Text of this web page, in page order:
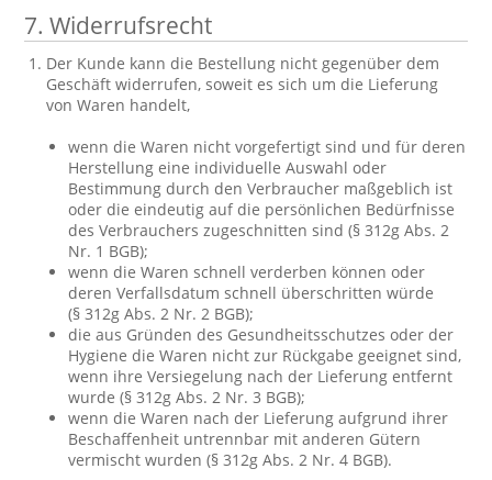
7. Widerrufsrecht
Der Kunde kann die Bestellung nicht gegenüber dem
Geschäft widerrufen, soweit es sich um die Lieferung
von Waren handelt,
wenn die Waren nicht vorgefertigt sind und für deren
Herstellung eine individuelle Auswahl oder
Bestimmung durch den Verbraucher maßgeblich ist
oder die eindeutig auf die persönlichen Bedürfnisse
des Verbrauchers zugeschnitten sind (§ 312g Abs. 2
Nr. 1 BGB);
wenn die Waren schnell verderben können oder
deren Verfallsdatum schnell überschritten würde
(§ 312g Abs. 2 Nr. 2 BGB);
die aus Gründen des Gesundheitsschutzes oder der
Hygiene die Waren nicht zur Rückgabe geeignet sind,
wenn ihre Versiegelung nach der Lieferung entfernt
wurde (§ 312g Abs. 2 Nr. 3 BGB);
wenn die Waren nach der Lieferung aufgrund ihrer
Beschaffenheit untrennbar mit anderen Gütern
vermischt wurden (§ 312g Abs. 2 Nr. 4 BGB).